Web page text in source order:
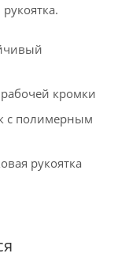
кромки
с полимерным
рукоятка